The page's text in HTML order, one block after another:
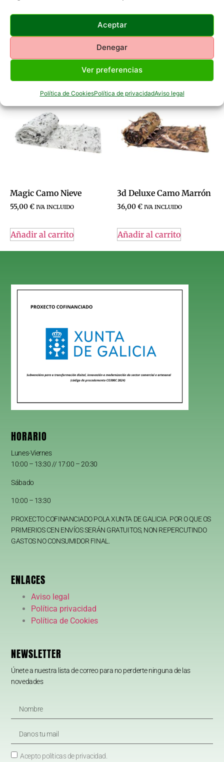
Aceptar
Denegar
Ver preferencias
Política de CookiesPolítica de privacidadAviso legal
Productos Relacionados
Magic Camo Nieve
55,00€ IVA INCLUIDO
Añadir al carrito
3d Deluxe Camo Marrón
36,00€ IVA INCLUIDO
Añadir al carrito
Nos permite ver a través de ella sin ser vistos.
HORARIO
Lunes-Viernes
10:00 – 13:30 // 17:00 – 20:30
Sábado
10:00 – 13:30
PROXECTO COFINANCIADO POLA XUNTA DE GALICIA. POR O QUE OS
PRIMERIOS CEN ENVÍOS SERÁN GRATUITOS, NON REPERCUTINDO
GASTOS NO CONSUMIDOR FINAL.
ENLACES
Aviso legal
Política privacidad
Política de Cookies
NEWSLETTER
Únete a nuestra lista de correo para no perderte ninguna de las
novedades
Acepto políticas de privacidad.